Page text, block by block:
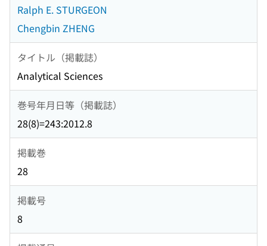
Ralph E. STURGEON
Chengbin ZHENG
タイトル（掲載誌）
Analytical Sciences
巻号年月日等（掲載誌）
28(8)=243:2012.8
掲載巻
28
掲載号
8